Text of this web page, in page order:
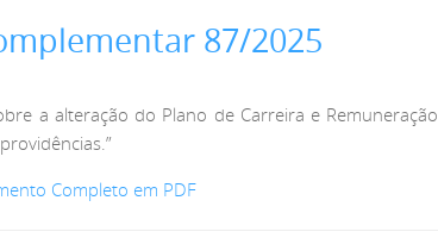
87/2025
a alteração do Plano de Carreira e
Completo em PDF